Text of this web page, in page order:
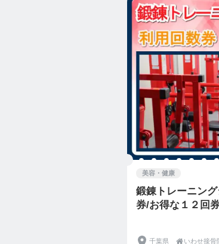
美容・健康
鍛錬トレーニン
券/お得な１２回
千葉県 いわせ接骨